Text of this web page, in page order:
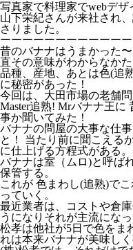
写真家で料理家でwebデ
山下栄紀さんが来社され
さりました。
ーーーーーーーーーーー
昔のバナナはうまかった
直その意味がわからなかた
品種、産地、あとは色(追
に秘密があった！
今回は、大田市場の老舗
Master追熟! Mrバナナ王に
事か聞いてみた！
バナナの問屋の大事な仕
と！ 当たり前に聞こえる
に仕上げる方程式がある。
バナナは室（ムロ)と呼ば
保管する。
これが 色まわし(追熟)で
っていく。
最近業者は、コストや倉
うになりそれが主流にな
松孝は他社が5日で色をま
れは本来バナナが美味し